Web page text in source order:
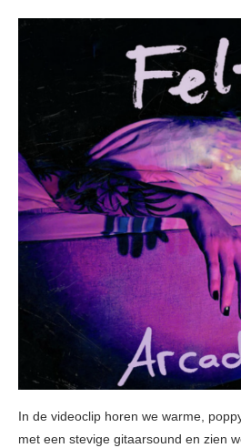
In de videoclip horen we warme,
met een stevige gitaarsound en zien